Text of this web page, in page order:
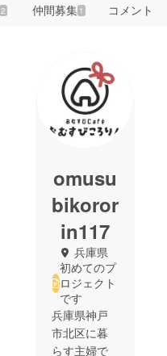
2 仲間募集 1 コメント
omusu
bikoror
in117
兵庫県
初めてのプ
ロジェクト
です
兵庫県神戸
市北区に暮
らす主婦で